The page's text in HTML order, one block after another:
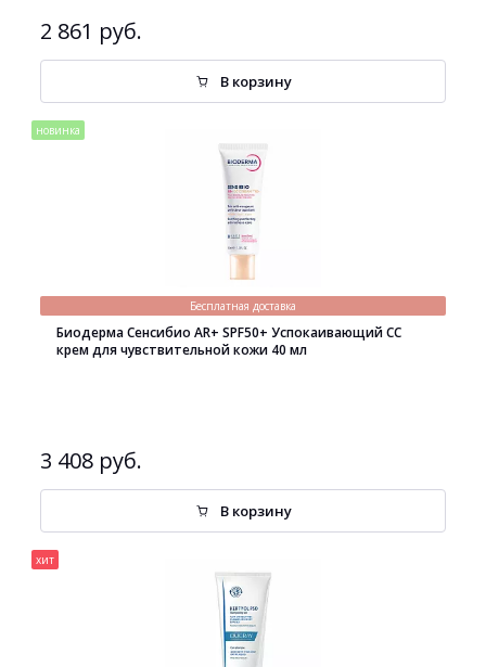
2 861 руб.
В корзину
новинка
Бесплатная доставка
Биодерма Сенсибио AR+ SPF50+ Успокаивающий СС
крем для чувствительной кожи 40 мл
3 408 руб.
В корзину
хит